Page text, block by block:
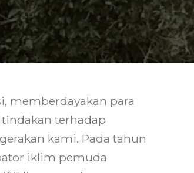
memberdayakan para
terhadap
kami. Pada tahun
iklim pemuda